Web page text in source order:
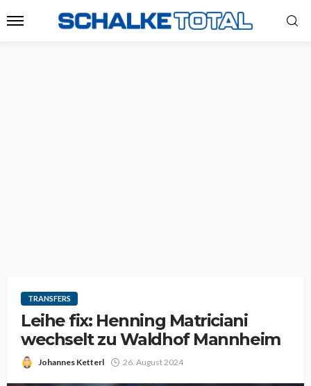
TRANSFERS
Leihe fix: Henning Matriciani
wechselt zu Waldhof Mannheim
Johannes Ketterl 26. August 2024